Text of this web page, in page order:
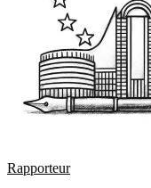
Rapporteur